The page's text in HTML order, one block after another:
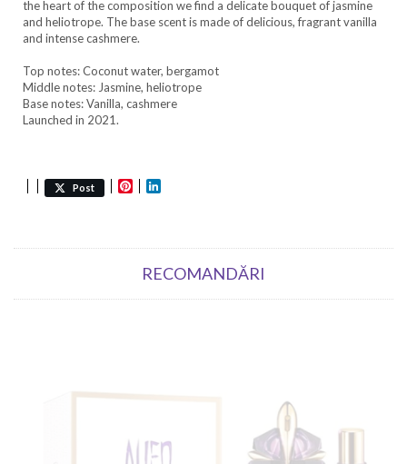
the heart of the composition we find a delicate bouquet of jasmine
and heliotrope. The base scent is made of delicious, fragrant vanilla
and intense cashmere.
Top notes: Coconut water, bergamot
Middle notes: Jasmine, heliotrope
Base notes: Vanilla, cashmere
Launched in 2021.
Post Pinterest
RECOMANDĂRI